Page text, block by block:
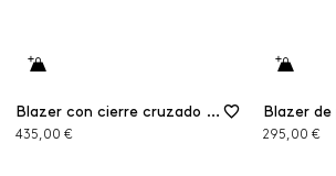
Blazer con cierre cruzado de doble botón en lana elástica
435,00 €
Blazer
295,00 €